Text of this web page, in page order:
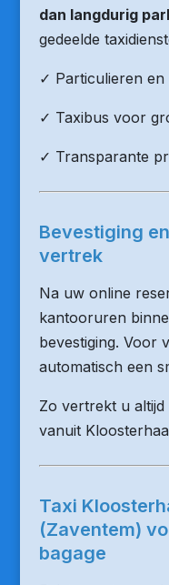
dan langdurig
gedeelde
✓ Particulieren en
✓ Taxibus voor
✓ Transparante
Bevestiging
vertrek
Na uw online
kantooruren
bevestiging. Voor
automatisch een
Zo vertrekt u
vanuit
Taxi
(Zaventem)
bagage